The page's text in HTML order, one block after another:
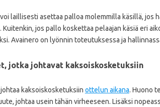
laillisesti asettaa palloa molemmilla käsillä, jos
jos pallo koskettaa pelaajan käsiä eri
Avainero on lyönnin toteutuksessa ja
jotka johtavat kaksoiskosketuksiin
kaksoiskosketuksiin ottelun aikana. Huono
johtaa usein tähän virheeseen. Lisäksi